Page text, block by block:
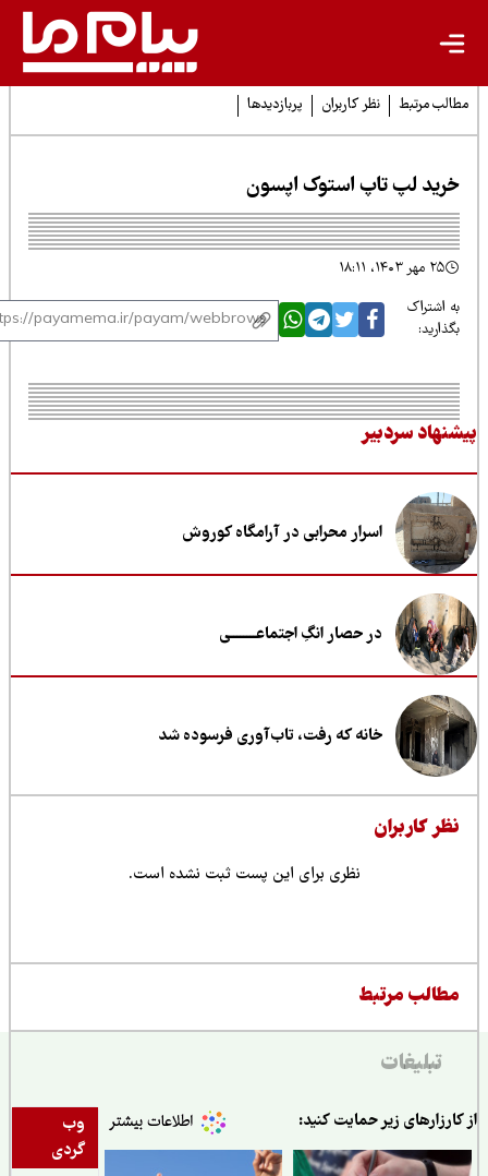
مرتبط نظر کاربران پربازدیدها
لپ تاپ استوک اپسون
اشتراک
سردبیر
اسرار محرابی در آرامگاه کوروش
در حصار انگِ اجتماعــــــــی
خانه که رفت، تاب‌آوری فرسوده شد
کاربران
نظری برای این پست ثبت نشده است.
مرتبط
تبلیغات
وب
گردی
زیر حمایت کنید: